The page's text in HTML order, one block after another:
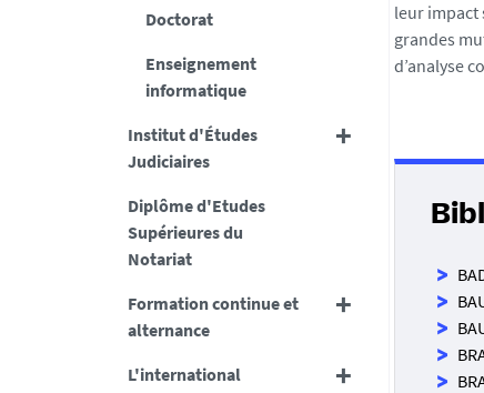
Doctorat
Enseignement
informatique
Institut d'Études
Judiciaires
Diplôme d'Etudes
Supérieures du
Notariat
Formation continue et
alternance
L'international
leur impact
grandes
d’analyse